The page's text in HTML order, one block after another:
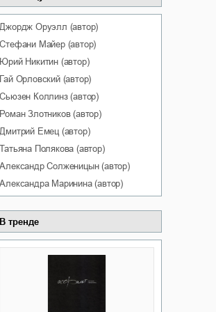
Джордж Оруэлл (автор)
Стефани Майер(автор)
Юрий Никитин(автор)
Гай Орловский(автор)
Сьюзен Коллинз(автор)
Роман Злотников(автор)
Дмитрий Емец(автор)
Татьяна Полякова (автор)
Александр Солженицын(автор)
Александра Маринина(автор)
В тренде